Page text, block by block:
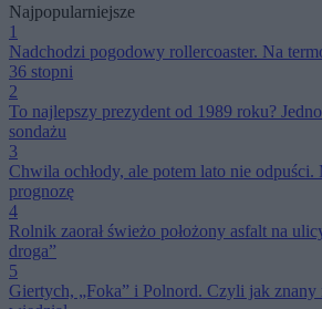
Najpopularniejsze
1
Nadchodzi pogodowy rollercoaster. Na
36 stopni
2
To najlepszy prezydent od 1989 roku?
sondażu
3
Chwila ochłody, ale potem lato nie
prognozę
4
Rolnik zaorał świeżo położony asfalt na
droga”
5
Giertych, „Foka” i Polnord. Czyli jak znany